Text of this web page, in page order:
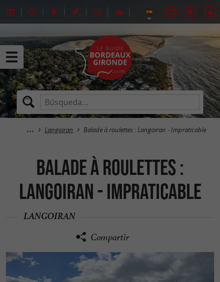
Langoiran Balade à roulettes : Langoiran - Impraticable
Balade à roulettes :
Langoiran - Impraticable
LANGOIRAN
Compartir